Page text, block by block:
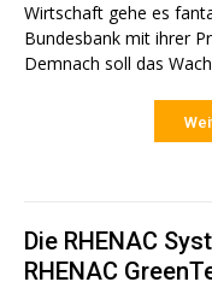
Wirtschaft gehe es
Bundesbank mit ihrer
Demnach soll das
Die RHENAC
RHENAC